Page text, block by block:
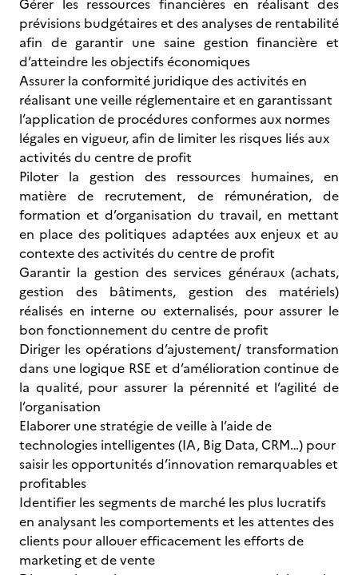
Gérer les ressources financières en réalisant des
prévisions budgétaires et des analyses de rentabilité
afin de garantir une saine gestion financière et
d’atteindre les objectifs économiques
Assurer la conformité juridique des activités en
réalisant une veille réglementaire et en garantissant
l’application de procédures conformes aux normes
légales en vigueur, afin de limiter les risques liés aux
activités du centre de profit
Piloter la gestion des ressources humaines, en
matière de recrutement, de rémunération, de
formation et d’organisation du travail, en mettant
en place des politiques adaptées aux enjeux et au
contexte des activités du centre de profit
Garantir la gestion des services généraux (achats,
gestion des bâtiments, gestion des matériels)
réalisés en interne ou externalisés, pour assurer le
bon fonctionnement du centre de profit
Diriger les opérations d’ajustement/ transformation
dans une logique RSE et d’amélioration continue de
la qualité, pour assurer la pérennité et l’agilité de
l’organisation
Elaborer une stratégie de veille à l’aide de
technologies intelligentes (IA, Big Data, CRM…) pour
saisir les opportunités d’innovation remarquables et
profitables
Identifier les segments de marché les plus lucratifs
en analysant les comportements et les attentes des
clients pour allouer efficacement les efforts de
marketing et de vente